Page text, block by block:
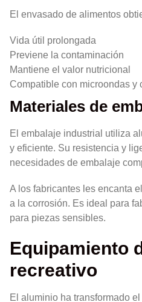
El envasado de alimentos
Vida útil prolongada
Previene la contaminación
Mantiene el valor nutricional
Compatible con microondas y
Materiales de
El embalaje industrial utiliza
y eficiente. Su resistencia y
necesidades de embalaje
A los fabricantes les encanta
a la corrosión. Es ideal para
para piezas sensibles.
Equipamiento
recreativo
El aluminio ha transformado